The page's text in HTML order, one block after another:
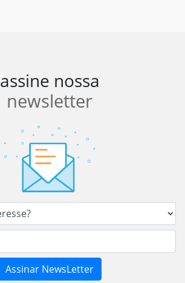
assine nossa
newsletter